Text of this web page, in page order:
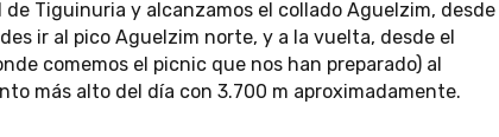
Tiguinuria y alcanzamos el collado Aguelzim, desde
ir al pico Aguelzim norte, y a la vuelta, desde el
comemos el picnic que nos han preparado) al
más alto del día con 3.700 m aproximadamente.